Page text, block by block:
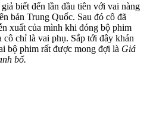
biết đến lần đầu tiên với vai nàng
bản Trung Quốc. Sau đó cô đã
xuất của mình khi đóng bộ phim
chỉ là vai phụ. Sắp tới đây khán
bộ phim rất được mong đợi là Giá
bổ.